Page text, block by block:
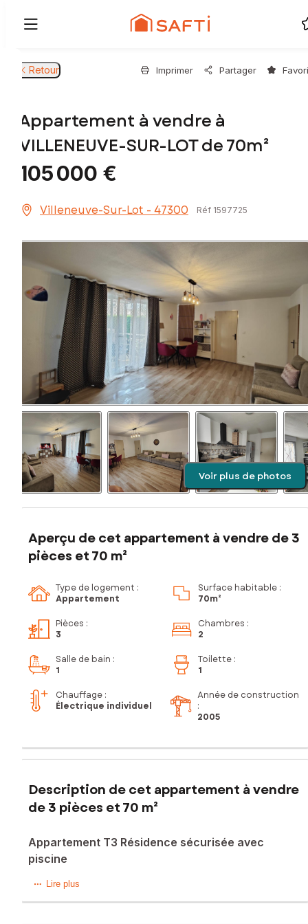
Retour Imprimer Partager
Appartement à vendre à
VILLENEUVE-SUR-LOT de 70m²
105 000 €
Villeneuve-Sur-Lot - 47300 Réf 1597725
Voir plus de photos
Aperçu de cet appartement à vendre de 3
pièces et 70 m²
Type de logement :
Appartement
Surface habitable :
70m²
Pièces :
3
Chambres :
2
Salle de bain :
1
Toilette :
1
Chauffage :
Électrique individuel
Année de construction
:
2005
Description de cet appartement à vendre
de 3 pièces et 70 m²
Appartement T3 Résidence sécurisée avec
piscine
À découvrir sans tarder – Appartement T3 vendu meublé
Lire plus